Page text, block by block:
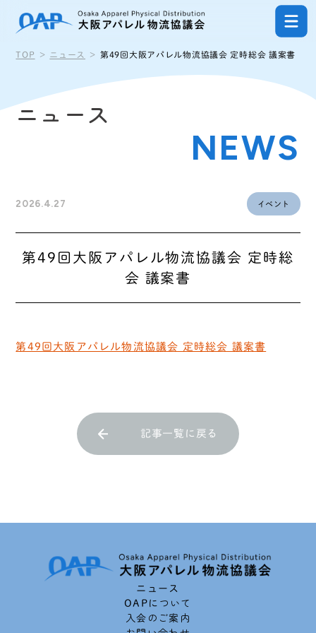
TOP ニュース 第49回大阪アパレル物流協議会 定時総会 議案書
ニュース
NEWS
2026.4.27 イベント
第49回大阪アパレル物流協議会 定時総
会 議案書
第49回大阪アパレル物流協議会 定時総会 議案書
記事一覧に戻る
ニュース
OAPについて
入会のご案内